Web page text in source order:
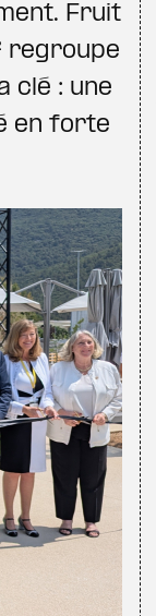
Fruit
regroupe
clé : une
en forte